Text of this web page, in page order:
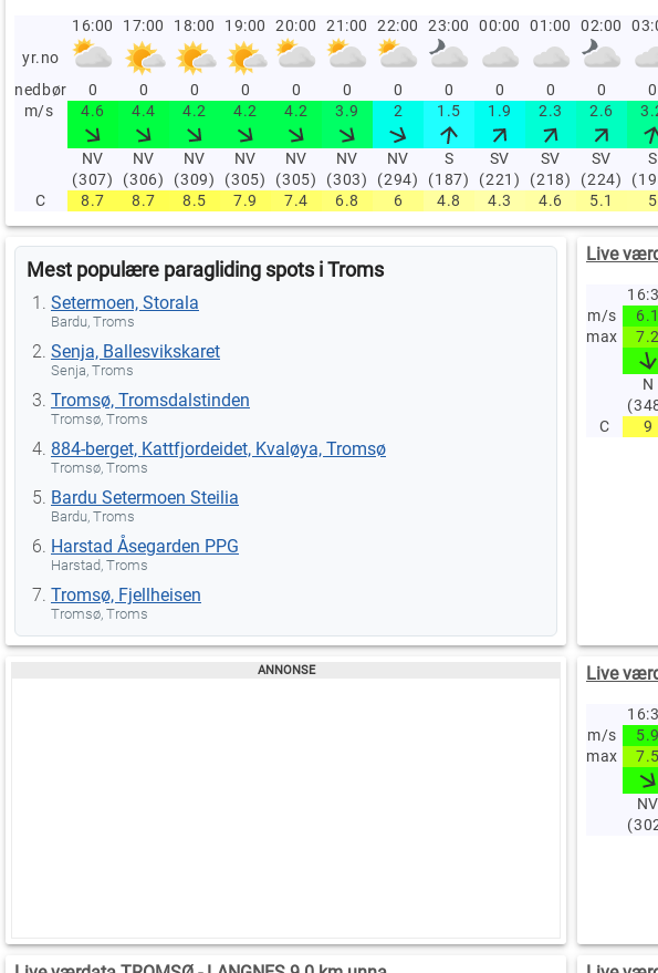
16:00 17:00 18:00 19:00 20:00 21:00 22:00 23:00 00:00 01:00 02:00
yr.no
nedbør
0 0 0 0 0 0 0 0 0 0 0 0
m/s
4.6 4.4 4.2 4.2 4.2 3.9 2 1.5 1.9 2.3 2.6
NV
(307)
NV
(306)
NV
(309)
NV
(305)
NV
(305)
NV
(303)
NV
(294)
S
(187)
SV
(221)
SV
(218)
SV
(224)
S
C
8.7 8.7 8.5 7.9 7.4 6.8 6 4.8 4.3 4.6 5.1 5
Mest populære paragliding spots i Troms
Setermoen, Storala
Bardu, Troms
Senja, Ballesvikskaret
Senja, Troms
Tromsø, Tromsdalstinden
Tromsø, Troms
884-berget, Kattfjordeidet, Kvaløya, Tromsø
Tromsø, Troms
Bardu Setermoen Steilia
Bardu, Troms
Harstad Åsegarden PPG
Harstad, Troms
Tromsø, Fjellheisen
Tromsø, Troms
Live
m/s
6.1
max
7.2
N
C
9
Live
m/s
5.9
max
7.5
NV